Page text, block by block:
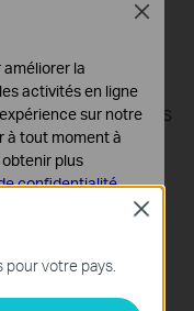
dans les
que soit le
profiter d'un
plus rapidement
votre pays.
Close
améliorer la
activités en ligne
sur notre
à tout moment à
plus
confidentialité.
du
dans vos
Close